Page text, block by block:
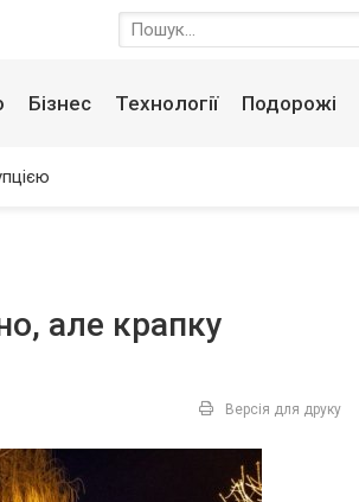
Бізнес Технології Подорожі
але крапку
Версія для друку